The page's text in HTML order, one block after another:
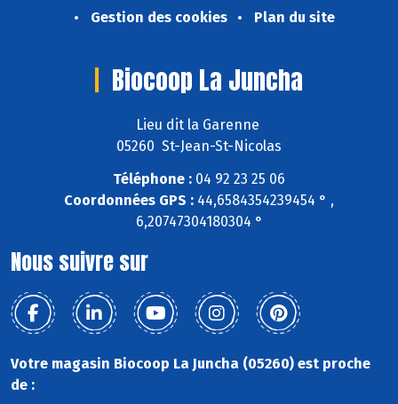
Gestion des cookies
Plan du site
Biocoop La Juncha
Lieu dit la Garenne
05260 St-Jean-St-Nicolas
Téléphone : 04 92 23 25 06
Coordonnées GPS : 44,6584354239454 ° ,
6,20747304180304 °
Nous suivre sur
Votre magasin Biocoop La Juncha (05260) est proche
de :